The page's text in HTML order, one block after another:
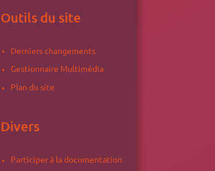
Outils du site
Derniers changements
Gestionnaire Multimédia
Plan du site
Divers
Participer à la documentation